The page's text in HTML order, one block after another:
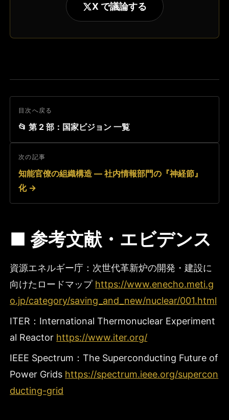
X で議論する
目次へ戻る
📂 第 2 部：国家ビジョン 一覧
次の記事
知能官僚の組織構造 ― 社内情報部門の『神経節』
化 →
■ 参考文献・エビデンス
資源エネルギー庁：次世代革新炉の開発・建設に
向けたロードマップ https://www.enecho.meti.g
o.jp/category/saving_and_new/nuclear/001.html
ITER：International Thermonuclear Experiment
al Reactor https://www.iter.org/
IEEE Spectrum：The Superconducting Future of
Power Grids https://spectrum.ieee.org/supercon
ducting-grid